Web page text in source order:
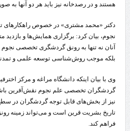
هستند و در رصدخانه نیز باید هر دو آنها به
دکتر «محمد مشتری» در خصوص
نجوم، بیان کرد: برگزاری همایش‌ها و
آنان نه تنها به رونق گردشگری تخصصی
بلکه موجب روش‌شناسی توسعه علمی و
وی با بیان اینکه دانشگاه مراغه و مرکز
گردشگران تخصصی علم نجوم نقش‌آفرین
نیز از بخش‌های قابل توجه گردشگران در
تاریخ بشریت قرین است و می‌تواند زمینه
فراهم کند.